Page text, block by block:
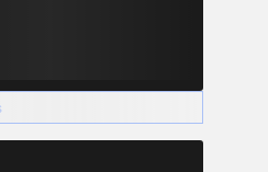
932 M